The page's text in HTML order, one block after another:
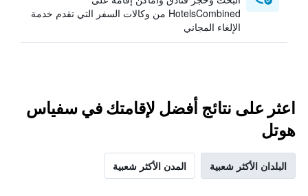
HotelsCombined من وكالات السفر التي تقدم خدمة
الإلغاء المجاني
اعثر على نتائج أفضل لإقامتك في سفياس
هوتل
البلدان الأكثر شعبية المدن الأكثر شعبية